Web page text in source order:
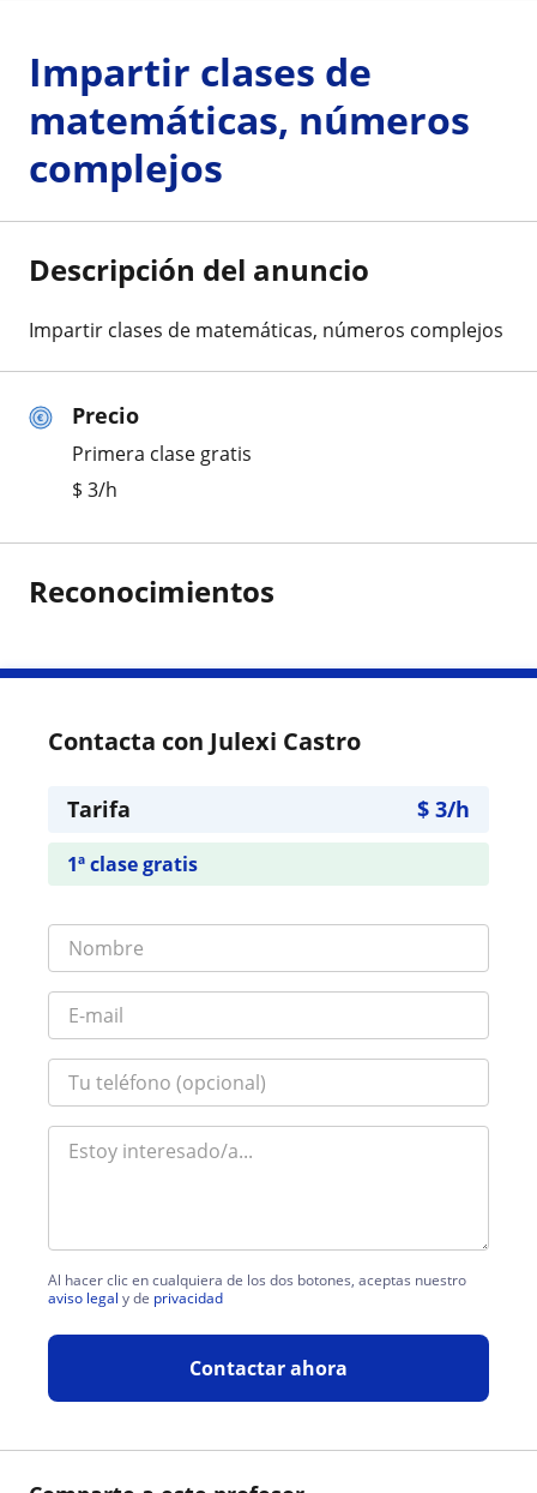
Precio
Primera clase gratis
$ 3/h
Impartir clases de
matemáticas, números
complejos
Descripción del anuncio
Impartir clases de matemáticas, números complejos
Reconocimientos
Contacta con Julexi Castro
Tarifa $ 3/h
1ª clase gratis
Al hacer clic en cualquiera de los dos botones, aceptas nuestro
aviso legal y de privacidad
Contactar ahora